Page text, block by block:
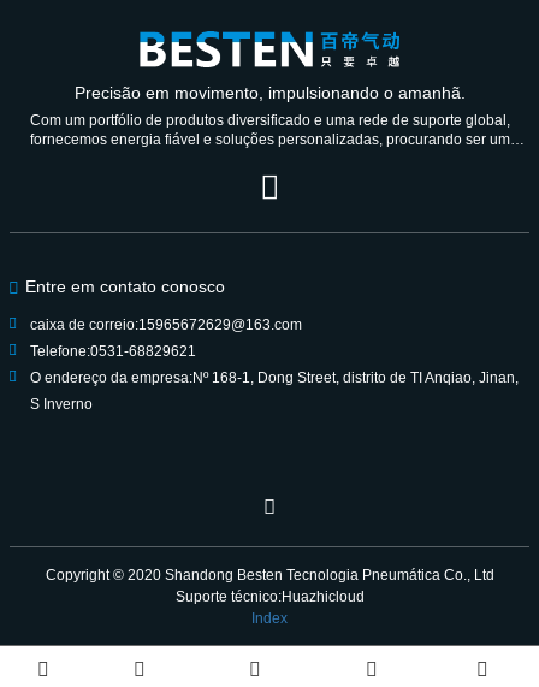
Precisão em movimento, impulsionando o amanhã.
Com um portfólio de produtos diversificado e uma rede de suporte global,
fornecemos energia fiável e soluções personalizadas, procurando ser um
Entre em contato conosco
caixa de correio:15965672629@163.com
Telefone:0531-68829621
O endereço da empresa:Nº 168-1, Dong Street, distrito de TI Anqiao, Jinan,
S Inverno
Copyright © 2020 Shandong Besten Tecnologia Pneumática Co., Ltd
Suporte técnico:Huazhicloud
Index